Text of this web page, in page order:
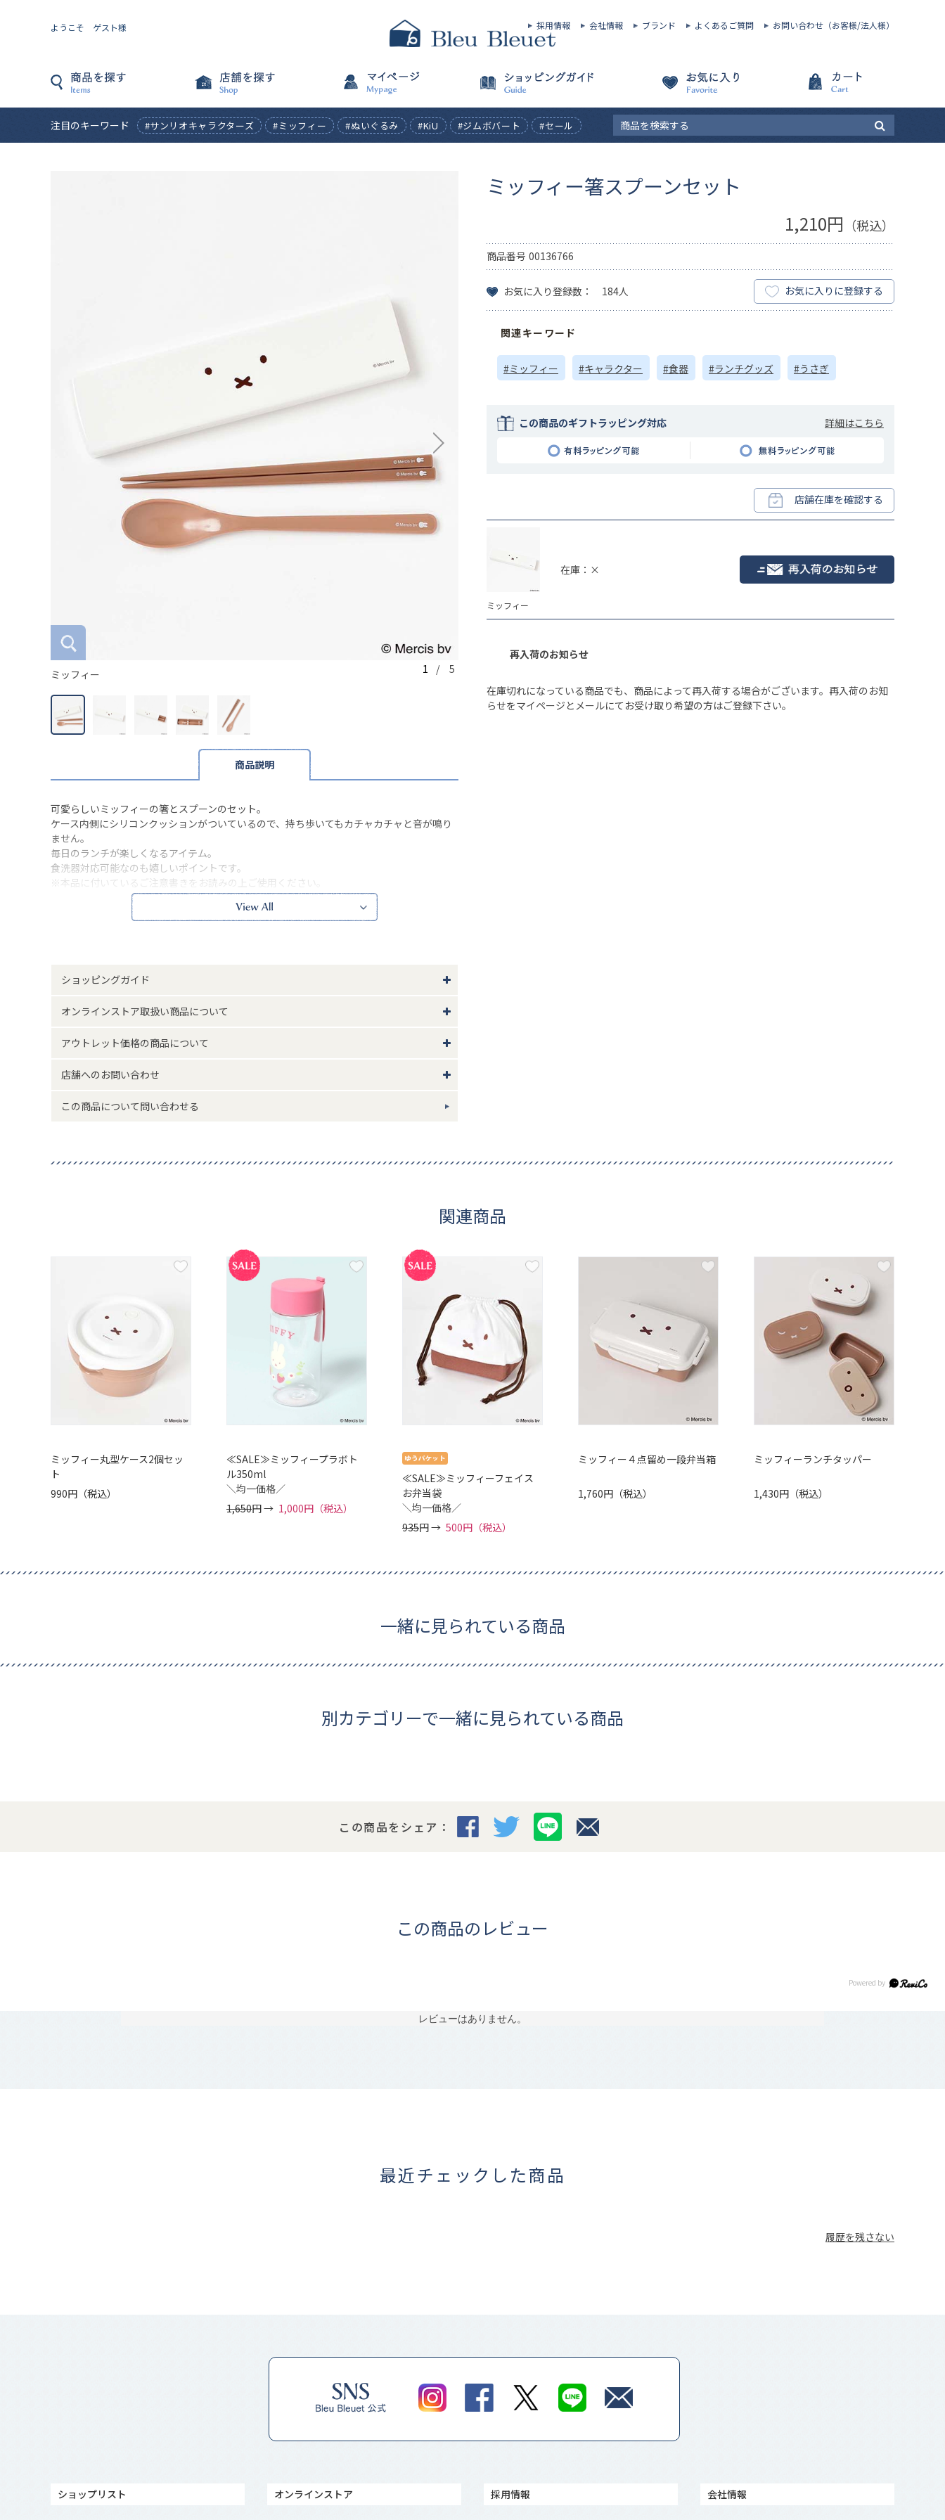
ようこそ ゲスト様 採用情報 会社情報 ブランド よくあるご質問 お問い合わせ（お客様/法人様）
注目のキーワード #サンリオキャラクターズ #ミッフィー #ぬいぐるみ #KiU #ジムボバート #セール
ミッフィー 1 / 5
商品説明
可愛らしいミッフィーの箸とスプーンのセット。
ケース内側にシリコンクッションがついているので、持ち歩いてもカチャカチャと音が鳴り
ません。
毎日のランチが楽しくなるアイテム。
食洗器対応可能なのも嬉しいポイントです。
※本品に付いているご注意書きをお読みの上ご使用ください。
※実物の色味に近づけて撮影していますが、ご使用の端末やモニター環境により、実際の色
味と異なって見える場合がございます。
素材・原材料
原産国 日本製
サイズについて
ショッピングガイド
オンラインストア取扱い商品について
アウトレット価格の商品について
店舗へのお問い合わせ
この商品について問い合わせる
ミッフィー箸スプーンセット
1,210円 （税込）
商品番号 00136766
お気に入り登録数： 184人 お気に入りに登録する
関連キーワード
#ミッフィー #キャラクター #食器 #ランチグッズ #うさぎ
この商品のギフトラッピング対応 詳細はこちら
店舗在庫を確認する
ミッフィー
在庫：×
再入荷のお知らせ
在庫切れになっている商品でも、商品によって再入荷する場合がございます。再入荷のお知
らせをマイページとメールにてお受け取り希望の方はご登録下さい。
関連商品
ミッフィー丸型ケース2個セッ
ト
990円（税込）
≪SALE≫ミッフィープラボト
ル350ml
＼均一価格／
1,650円 → 1,000円（税込）
≪SALE≫ミッフィーフェイス
お弁当袋
＼均一価格／
935円 → 500円（税込）
ミッフィー４点留め一段弁当箱
1,760円（税込）
ミッフィーランチタッパー
1,430円（税込）
一緒に見られている商品
別カテゴリーで一緒に見られている商品
この商品をシェア：
この商品のレビュー
レビューはありません。
最近チェックした商品
履歴を残さない
ショップリスト オンラインストア 採用情報 会社情報